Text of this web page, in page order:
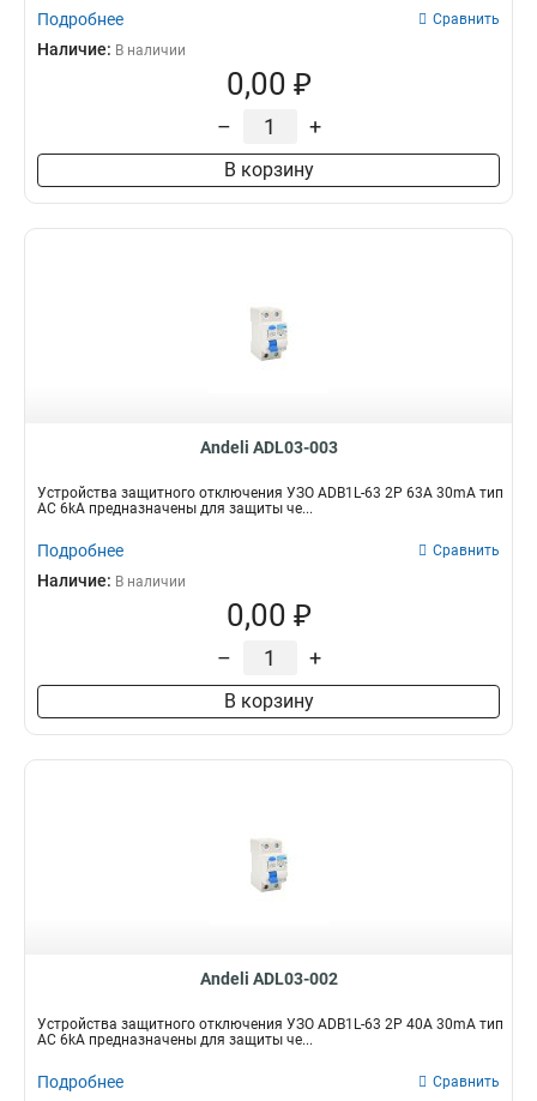
Подробнее Сравнить
Наличие: В наличии
0,00 ₽
– +
В корзину
Andeli ADL03-003
Устройства защитного отключения УЗО ADB1L-63 2P 63A 30mA тип
AC 6kA предназначены для защиты че...
Подробнее Сравнить
Наличие: В наличии
0,00 ₽
– +
В корзину
Andeli ADL03-002
Устройства защитного отключения УЗО ADB1L-63 2P 40A 30mA тип
AC 6kA предназначены для защиты че...
Подробнее Сравнить